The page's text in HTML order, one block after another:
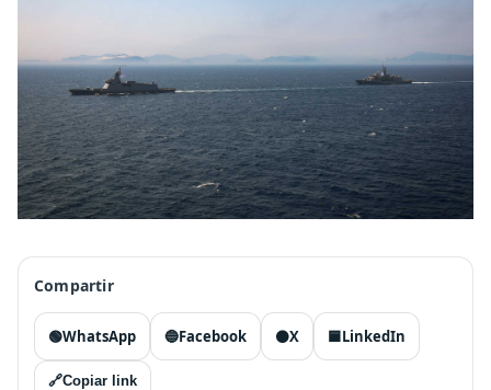
Compartir
🟢WhatsApp 🔵Facebook ⚫X 🟦LinkedIn
🔗Copiar link